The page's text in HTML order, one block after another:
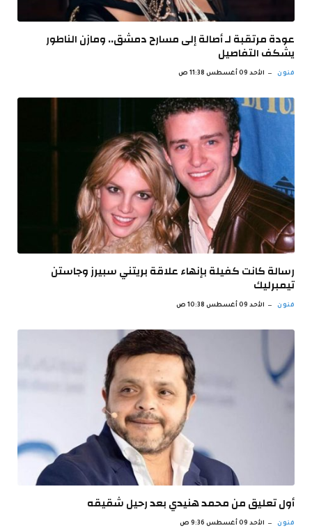
عودة مرتقبة لـ أصالة إلى مسارح دمشق.. ومازن الناطور
يشكف التفاصيل
فنون الأحد 09 أغسطس 11:38 ص
رسالة كانت كفيلة بإنهاء علاقة بريتني سبيرز وجاستن
تيمبرليك
فنون الأحد 09 أغسطس 10:38 ص
أول تعليق من محمد هنيدي بعد رحيل شقيقه
فنون الأحد 09 أغسطس 9:36 ص